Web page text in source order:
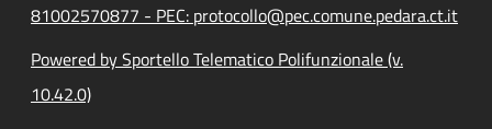
81002570877 - PEC: protocollo@pec.comune.pedara.ct.it
Powered by Sportello Telematico Polifunzionale (v.
10.42.0)